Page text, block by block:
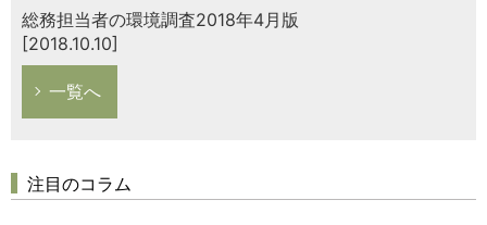
総務担当者の環境調査2018年4月版
[2018.10.10]
一覧へ
注目のコラム